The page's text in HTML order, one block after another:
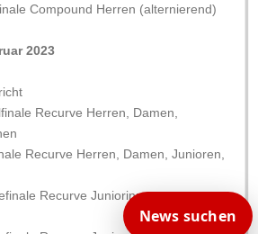
News suchen
Compound Herren (alternierend)
2023
Recurve Herren, Damen,
Recurve Herren, Damen, Junioren,
Recurve Juniorinnen